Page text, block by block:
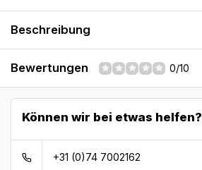
Beschreibung
Bewertungen 0/10
Können wir bei etwas helfen?
+31 (0)74 7002162